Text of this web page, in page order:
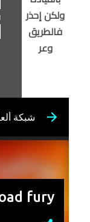
ولكن إحذر
فالطريق
وعر